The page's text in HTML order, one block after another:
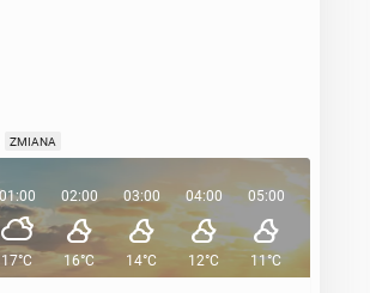
ZMIANA
17°C
02:00
16°C
03:00
14°C
04:00
12°C
05:00
11°C